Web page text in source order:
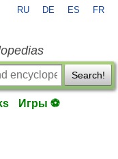
RU DE ES FR
Search!
Игры ⚽